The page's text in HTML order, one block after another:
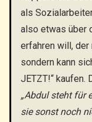
als
also etwas über
erfahren will, der
sondern kann
JETZT!“ kaufen.
„Abdul steht für
sie sonst noch